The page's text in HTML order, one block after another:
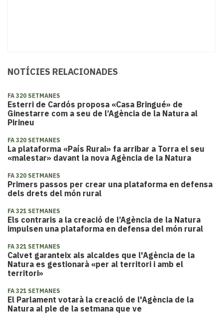
NOTÍCIES RELACIONADES
FA 320 SETMANES
Esterri de Cardós proposa «Casa Bringué» de
Ginestarre com a seu de l’Agència de la Natura al
Pirineu
FA 320 SETMANES
La plataforma «País Rural» fa arribar a Torra el seu
«malestar» davant la nova Agència de la Natura
FA 320 SETMANES
Primers passos per crear una plataforma en defensa
dels drets del món rural
FA 321 SETMANES
Els contraris a la creació de l’Agència de la Natura
impulsen una plataforma en defensa del món rural
FA 321 SETMANES
​Calvet garanteix als alcaldes que l'Agència de la
Natura es gestionarà «per al territori i amb el
territori»
FA 321 SETMANES
El Parlament votarà la creació de l'Agència de la
Natura al ple de la setmana que ve